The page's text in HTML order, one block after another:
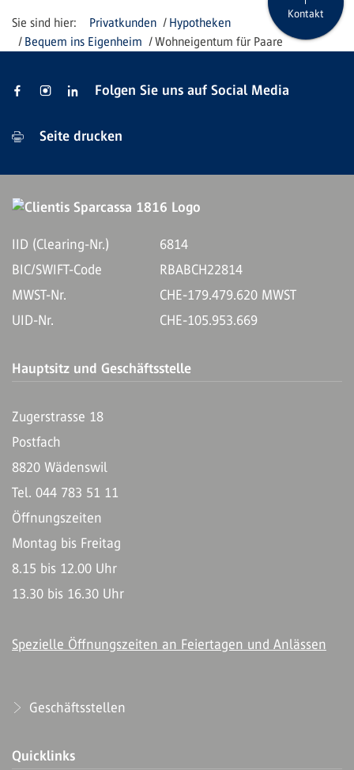
Privatkunden
Hypotheken
Bequem ins Eigenheim
Wohneigentum für Paare
Kontakt
Folgen Sie uns auf Social Media
Seite drucken
IID (Clearing-Nr.)
6814
BIC/SWIFT-Code
RBABCH22814
MWST-Nr.
CHE-179.479.620 MWST
UID-Nr.
CHE-105.953.669
Hauptsitz und Geschäftsstelle
Zugerstrasse 18
Postfach
8820 Wädenswil
Tel. 044 783 51 11
Öffnungszeiten
Montag bis Freitag
8.15 bis 12.00 Uhr
13.30 bis 16.30 Uhr
Spezielle Öffnungszeiten an Feiertagen und Anlässen
Geschäftsstellen
Quicklinks